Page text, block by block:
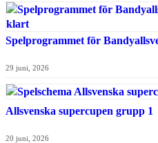
Spelprogrammet för
29 juni, 2026
Allsvenska supercupen grupp 1
20 juni, 2026